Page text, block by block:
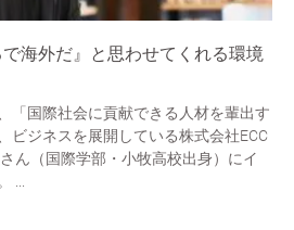
海外だ』と思わせてくれる環境
「国際社会に貢献できる人材を輩出す
ビジネスを展開している株式会社ECC
ん（国際学部・小牧高校出身）にイ
...